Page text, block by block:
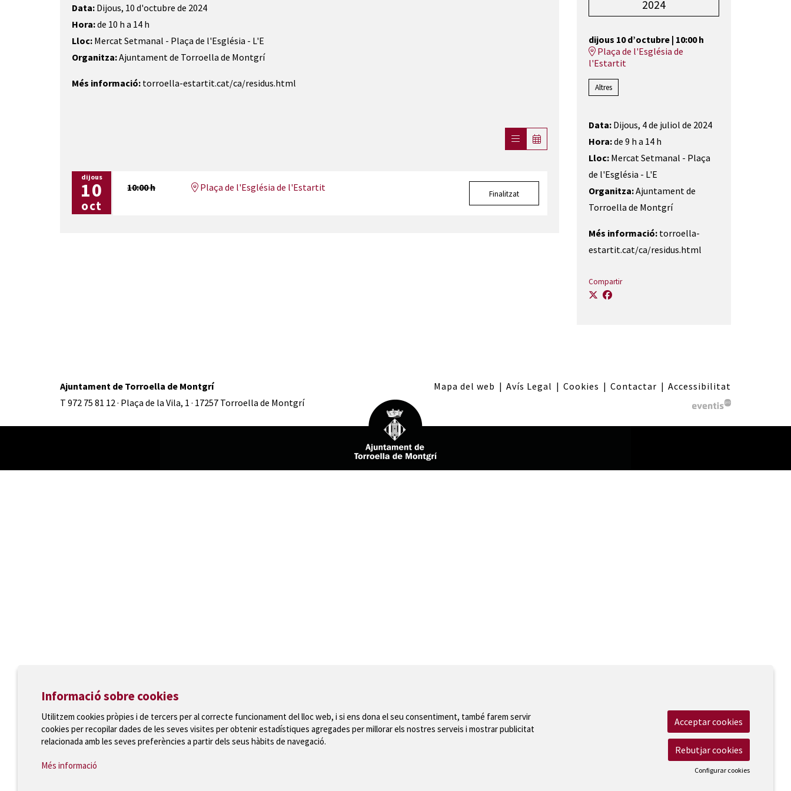
Data: Dijous, 10 d'octubre de 2024
Hora:de 10 h a 14 h
Lloc: Mercat Setmanal - Plaça de l'Església - L'E
Organitza:Ajuntament de Torroella de Montgrí
Més informació: torroella-estartit.cat/ca/residus.html
dijous
10
oct
10:00 h Plaça de l'Església de l'Estartit
Finalitzat
2024
dijous 10 d’octubre| 10:00 h
Plaça de l'Església de
l'Estartit
Altres
Data:Dijous, 4 de juliol de 2024
Hora:de 9 h a 14 h
Lloc:Mercat Setmanal - Plaça
de l'Església - L'E
Organitza:Ajuntament de
Torroella de Montgrí
Més informació:torroella-
estartit.cat/ca/residus.html
Compartir
Ajuntament de Torroella de Montgrí
T 972 75 81 12 · Plaça de la Vila, 1 · 17257 Torroella de Montgrí
Mapa del web | Avís Legal | Cookies | Contactar | Accessibilitat
Informació sobre cookies
Utilitzem cookies pròpies i de tercers per al correcte funcionament del lloc web, i si ens dona el seu consentiment, també farem servir
cookies per recopilar dades de les seves visites per obtenir estadístiques agregades per millorar els nostres serveis i mostrar publicitat
relacionada amb les seves preferències a partir dels seus hàbits de navegació.
Més informació
Acceptar cookies
Rebutjar cookies
Configurar cookies